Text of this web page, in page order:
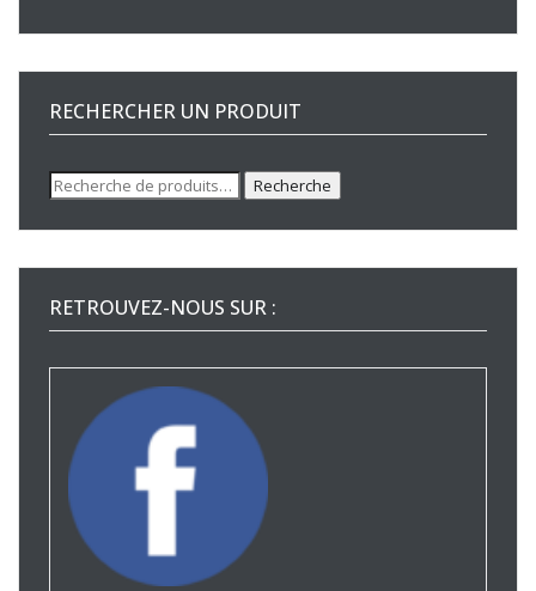
RECHERCHER UN PRODUIT
Recherche
pour :
Recherche
RETROUVEZ-NOUS SUR :